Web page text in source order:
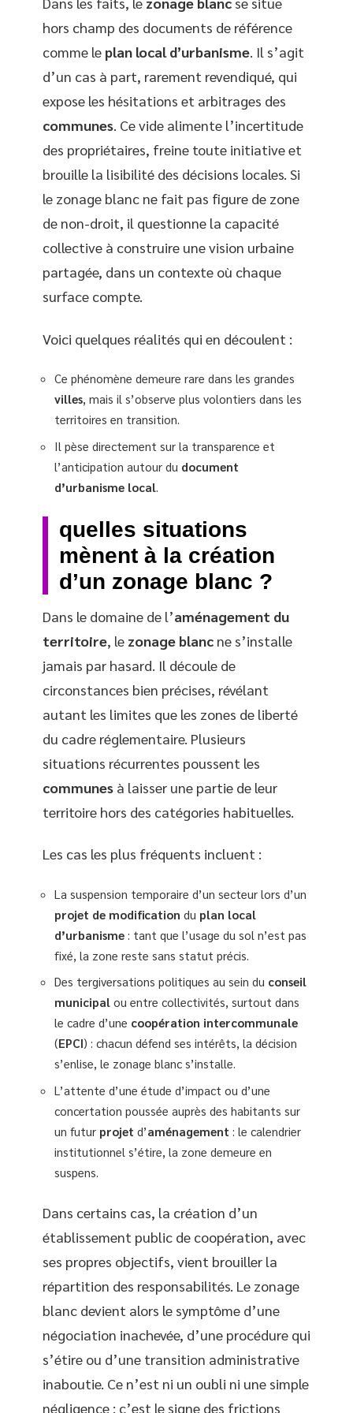
hors champ des documents de référence
comme le plan local d’urbanisme. Il s’agit
d’un cas à part, rarement revendiqué, qui
expose les hésitations et arbitrages des
communes. Ce vide alimente l’incertitude
des propriétaires, freine toute initiative et
brouille la lisibilité des décisions locales. Si
le zonage blanc ne fait pas figure de zone
de non-droit, il questionne la capacité
collective à construire une vision urbaine
partagée, dans un contexte où chaque
surface compte.
Voici quelques réalités qui en découlent :
Ce phénomène demeure rare dans les grandes
villes, mais il s’observe plus volontiers dans les
territoires en transition.
Il pèse directement sur la transparence et
l’anticipation autour du document
d’urbanisme local
quelles situations
mènent à la création
d’un zonage blanc ?
Dans le domaine de l’aménagement du
territoire, le zonage blanc ne s’installe
jamais par hasard. Il découle de
circonstances bien précises, révélant
autant les limites que les zones de liberté
du cadre réglementaire. Plusieurs
situations récurrentes poussent les
communes à laisser une partie de leur
territoire hors des catégories habituelles.
Les cas les plus fréquents incluent :
La suspension temporaire d’un secteur lors d’un
projet de modification du plan local
d’urbanisme : tant que l’usage du sol n’est pas
fixé, la zone reste sans statut précis.
Des tergiversations politiques au sein du conseil
municipal ou entre collectivités, surtout dans
le cadre d’une coopération intercommunale
(EPCI) : chacun défend ses intérêts, la décision
s’enlise, le zonage blanc s’installe.
L’attente d’une étude d’impact ou d’une
concertation poussée auprès des habitants sur
un futur projet d’aménagement : le calendrier
institutionnel s’étire, la zone demeure en
suspens.
Dans certains cas, la création d’un
établissement public de coopération, avec
ses propres objectifs, vient brouiller la
répartition des responsabilités. Le zonage
blanc devient alors le symptôme d’une
négociation inachevée, d’une procédure qui
s’étire ou d’une transition administrative
inaboutie. Ce n’est ni un oubli ni une simple
négligence : c’est le signe des frictions